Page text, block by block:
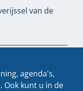
van de
agenda's,
Ook kunt u in de